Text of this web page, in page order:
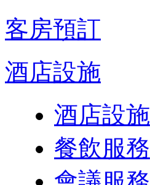
客房預訂
酒店設施
酒店設施
餐飲服務